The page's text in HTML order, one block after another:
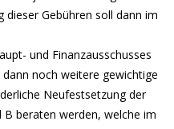
dieser Gebühren soll dann im
und Finanzausschusses
noch weitere gewichtige
Neufestsetzung der
B beraten werden, welche im